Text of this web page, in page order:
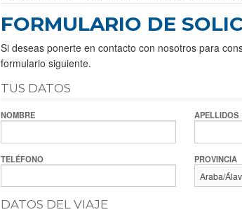
FORMULARIO DE
Si deseas ponerte en contacto con nosotros para
formulario siguiente.
TUS DATOS
NOMBRE APELLIDOS
TELÉFONO PROVINCIA
DATOS DEL VIAJE